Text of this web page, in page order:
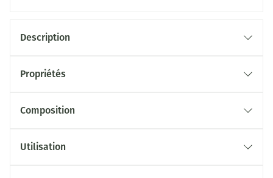
Description
Propriétés
Composition
Utilisation